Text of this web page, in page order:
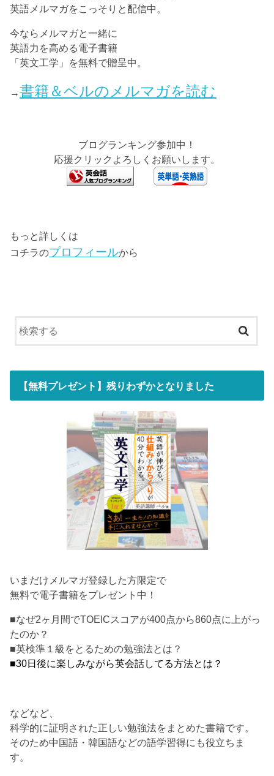
英語メルマガをこっそりと配信中。
今ならメルマガと一緒に
英語力を高める電子書籍
「英文工学」を無料で贈呈中。
→書籍＆ベルのメルマガを読む
ブログランキング参加中！
応援クリックよろしくお願いします。
もっと詳しくは
コチラのプロフィールから
【無料プレゼント】残りわずかとなりました
いまだけメルマガ登録した方限定で
無料で電子書籍をプレゼント中！
■なぜ2ヶ月間でTOEICスコアが400点から860点に上がっ
たのか？
■英検準１級をとるための勉強法とは？
■30日後に楽しみながら英会話してる方法とは？
などなど、
科学的に証明された正しい勉強法をまとめた書籍です。
そのため中国語・韓国語などの語学習得にも役立ちま
す。